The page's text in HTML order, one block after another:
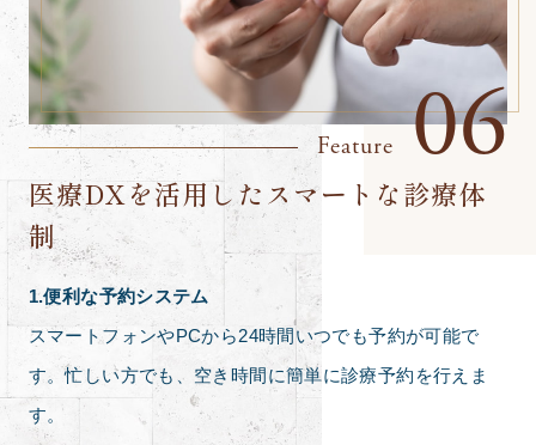
Feature 06
医療DXを活用したスマートな診療体
制
1.便利な予約システム
スマートフォンやPCから24時間いつでも予約が可能で
す。忙しい方でも、空き時間に簡単に診療予約を行えま
す。